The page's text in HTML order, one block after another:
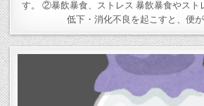
す。 ②暴飲暴食、ストレス 暴飲暴食やスト
低下・消化不良を起こすと、便